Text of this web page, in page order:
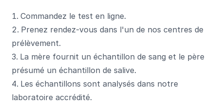
Commandez le test en ligne.
Prenez rendez-vous dans l'un de nos centres de
prélèvement.
La mère fournit un échantillon de sang et le père
présumé un échantillon de salive.
Les échantillons sont analysés dans notre
laboratoire accrédité.